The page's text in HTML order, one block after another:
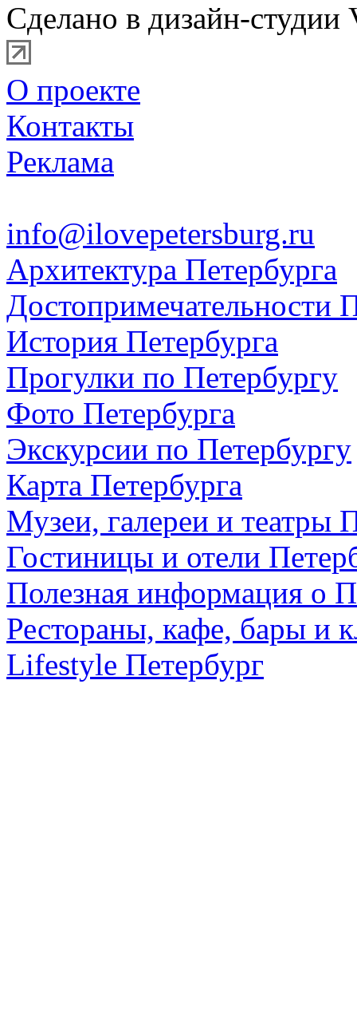
Сделано в дизайн-студии
О проекте
Контакты
Реклама
info@ilovepetersburg.ru
Архитектура Петербурга
Достопримечательности
История Петербурга
Прогулки по Петербургу
Фото Петербурга
Экскурсии по Петербургу
Карта Петербурга
Музеи, галереи и театры
Гостиницы и отели
Полезная информация о
Рестораны, кафе, бары и
Lifestyle Петербург